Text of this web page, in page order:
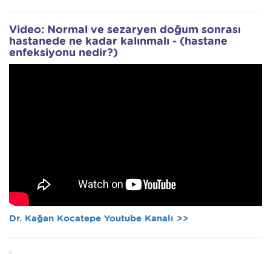
Video: Normal ve sezaryen doğum sonrası
hastanede ne kadar kalınmalı - (hastane
enfeksiyonu nedir?)
Dr. Kağan Kocatepe Youtube Kanalı >>